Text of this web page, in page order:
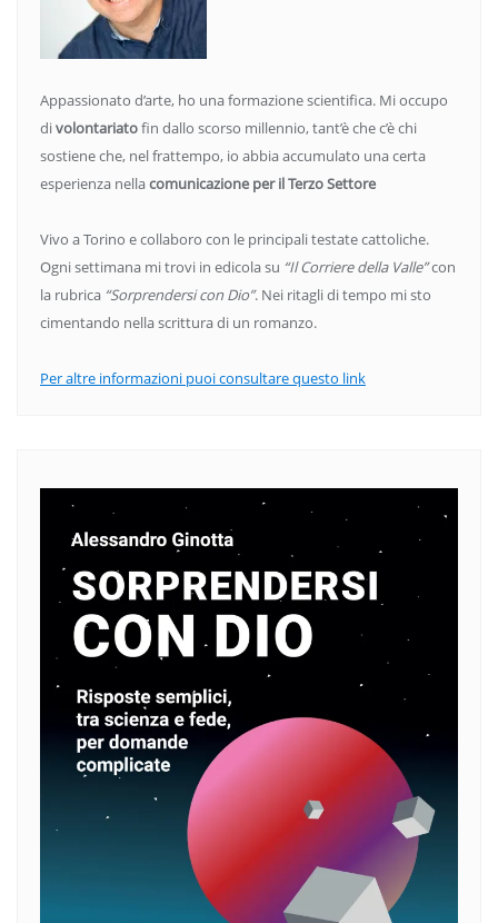
Appassionato d’arte, ho una formazione scientifica. Mi occupo
divolontariatofin dallo scorso millennio, tant’è che c’è chi
sostiene che, nel frattempo, io abbia accumulato una certa
esperienza nellacomunicazione per il Terzo Settore
Vivo a Torino e collaboro con le principali testate cattoliche.
Ogni settimana mi trovi in edicola su “Il Corriere della Valle”con
la rubrica “Sorprendersi con Dio”. Nei ritagli di tempo mi sto
cimentando nella scrittura di un romanzo.
Per altre informazioni puoi consultare questo link